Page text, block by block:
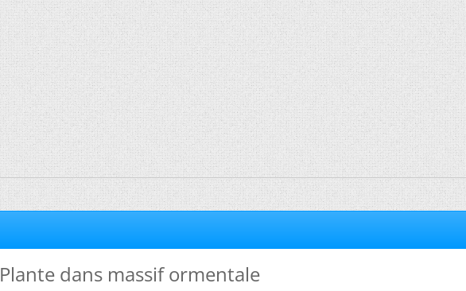
Plante dans massif ormentale